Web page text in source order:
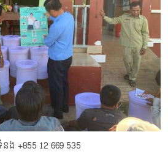
នង +855 12 669 535